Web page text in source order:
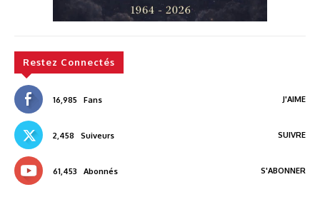
Restez Connectés
16,985 Fans J'AIME
2,458 Suiveurs SUIVRE
61,453 Abonnés S'ABONNER